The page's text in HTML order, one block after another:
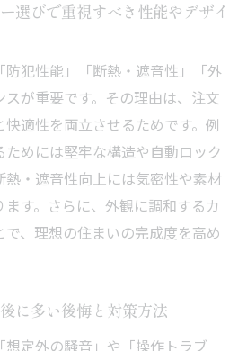
を変える電動シャッターの利
もこだわる注文住宅のシャッ
選びで重視すべき性能やデザイ
防犯性能」「断熱・遮音性」「外
が重要です。その理由は、注文
適性を両立させるためです。例
ためには堅牢な構造や自動ロック
・遮音性向上には気密性や素材
す。さらに、外観に調和するカ
、理想の住まいの完成度を高め
に多い後悔と対策方法
定外の騒音」や「操作トラブ